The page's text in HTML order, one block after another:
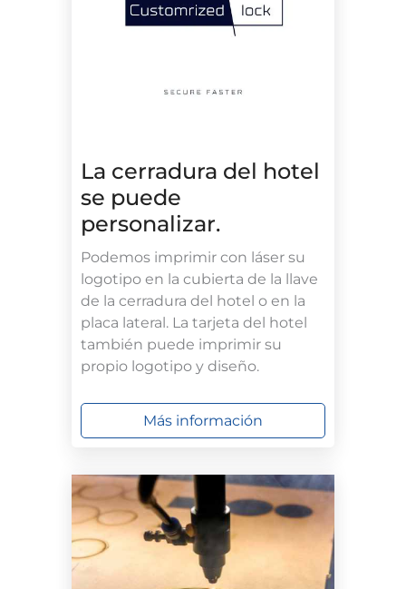
La cerradura del hotel
se puede
personalizar.
Podemos imprimir con láser su
logotipo en la cubierta de la llave
de la cerradura del hotel o en la
placa lateral. La tarjeta del hotel
también puede imprimir su
propio logotipo y diseño.
Más información